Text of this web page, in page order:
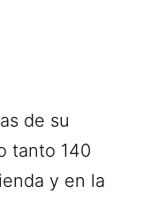
de su
tanto 140
y en la